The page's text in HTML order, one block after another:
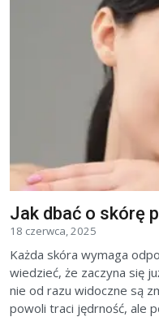
Jak dbać o skórę
18 czerwca, 2025
Każda skóra wymaga
wiedzieć, że zaczyna się
nie od razu widoczne są
powoli traci jędrność, ale